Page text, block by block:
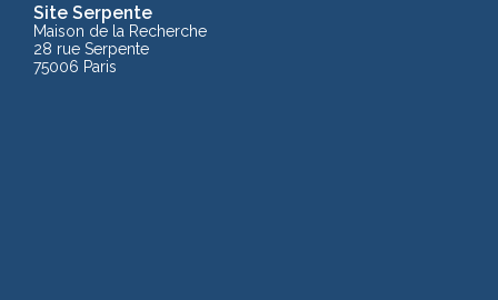
Site Serpente
Maison de la Recherche
28 rue Serpente
75006 Paris